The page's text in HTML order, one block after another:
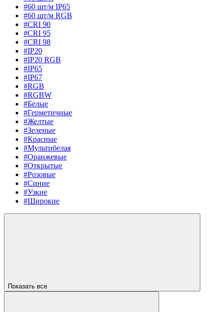
#60 шт/м IP65
#60 шт/м RGB
#CRI 90
#CRI 95
#CRI 98
#IP20
#IP20 RGB
#IP65
#IP67
#RGB
#RGBW
#Белые
#Герметичные
#Желтые
#Зеленые
#Красные
#Мультибелая
#Оранжевые
#Открытые
#Розовые
#Синие
#Узкие
#Широкие
Показать все